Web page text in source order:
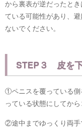
から裏表が逆だったと
ている可能性があり、
ないでください。
STEP３ 皮を
①ペニスを覆っている側
っている状態にしてか
②途中までゆっくり両手